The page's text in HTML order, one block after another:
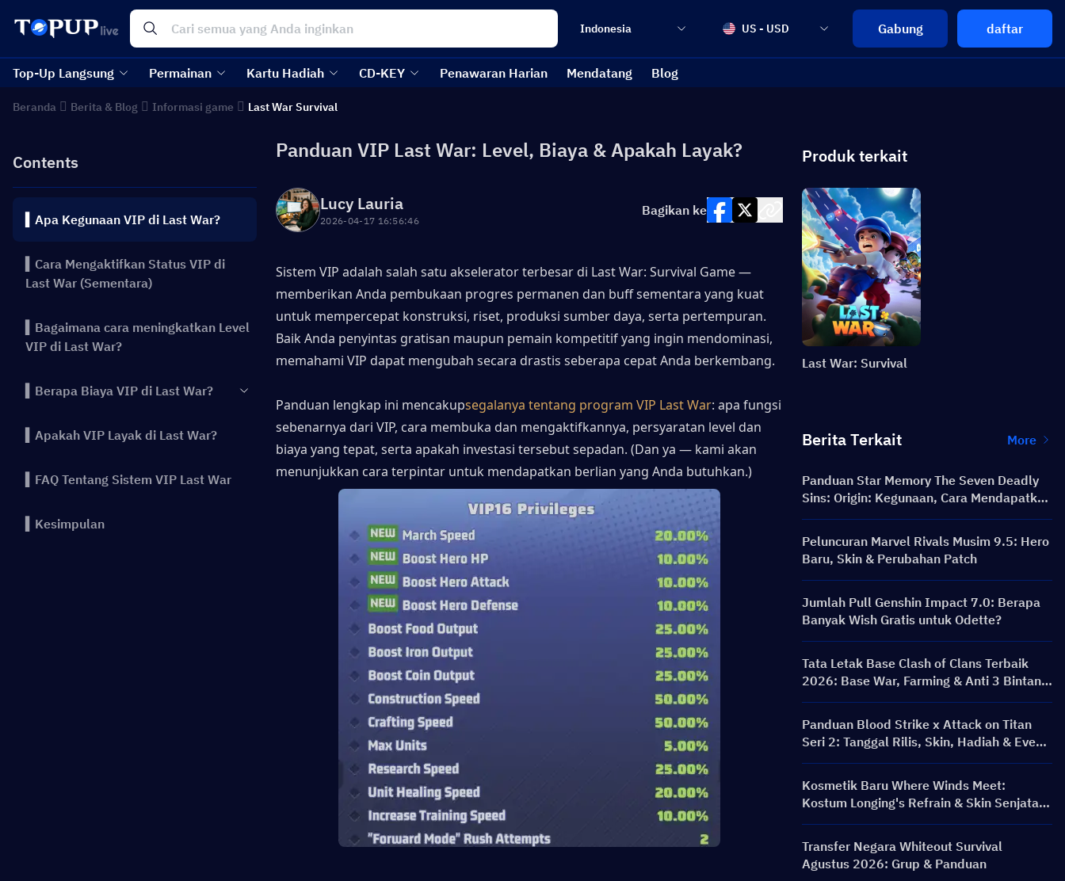
Indonesia US - USD Gabung daftar
Top-Up Langsung Permainan Kartu Hadiah CD-KEY Penawaran Harian Mendatang Blog
Beranda Berita & Blog Informasi game Last War Survival
Contents
▍Apa Kegunaan VIP di Last War?
▍Cara Mengaktifkan Status VIP di
Last War (Sementara)
▍Bagaimana cara meningkatkan Level
VIP di Last War?
▍Berapa Biaya VIP di Last War?
▍Apakah VIP Layak di Last War?
▍FAQ Tentang Sistem VIP Last War
▍Kesimpulan
Panduan VIP Last War: Level, Biaya & Apakah Layak?
Lucy Lauria
2026-04-17 16:56:46
Bagikan ke
Sistem VIP adalah salah satu akselerator terbesar di Last War: Survival Game —
memberikan Anda pembukaan progres permanen dan buff sementara yang kuat
untuk mempercepat konstruksi, riset, produksi sumber daya, serta pertempuran.
Baik Anda penyintas gratisan maupun pemain kompetitif yang ingin mendominasi,
memahami VIP dapat mengubah secara drastis seberapa cepat Anda berkembang.
Panduan lengkap ini mencakupsegalanya tentang program VIP Last War: apa fungsi
sebenarnya dari VIP, cara membuka dan mengaktifkannya, persyaratan level dan
biaya yang tepat, serta apakah investasi tersebut sepadan. (Dan ya — kami akan
menunjukkan cara terpintar untuk mendapatkan berlian yang Anda butuhkan.)
Produk terkait
Last War: Survival
Berita Terkait More
Panduan Star Memory The Seven Deadly
Sins: Origin: Kegunaan, Cara Mendapatkan
& Tips Pengeluaran Terbaik
Peluncuran Marvel Rivals Musim 9.5: Hero
Baru, Skin & Perubahan Patch
Jumlah Pull Genshin Impact 7.0: Berapa
Banyak Wish Gratis untuk Odette?
Tata Letak Base Clash of Clans Terbaik
2026: Base War, Farming & Anti 3 Bintang
TH12 hingga TH18
Panduan Blood Strike x Attack on Titan
Seri 2: Tanggal Rilis, Skin, Hadiah & Event
Top Up
Kosmetik Baru Where Winds Meet:
Kostum Longing's Refrain & Skin Senjata
Silent Voice: Crest Aria Telah Dirilis!
Transfer Negara Whiteout Survival
Agustus 2026: Grup & Panduan